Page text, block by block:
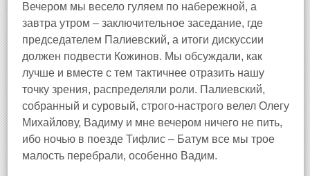
Вечером мы весело гуляем по набережной, а
завтра утром – заключительное заседание, где
председателем Палиевский, а итоги дискуссии
должен подвести Кожинов. Мы обсуждали, как
лучше и вместе с тем тактичнее отразить нашу
точку зрения, распределяли роли. Палиевский,
собранный и суровый, строго‑настрого велел Олегу
Михайлову, Вадиму и мне вечером ничего не пить,
ибо ночью в поезде Тифлис – Батум все мы трое
малость перебрали, особенно Вадим.